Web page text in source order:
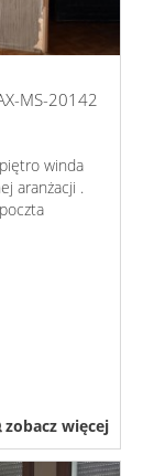
MS-20142
winda
aranżacji .
zobacz więcej